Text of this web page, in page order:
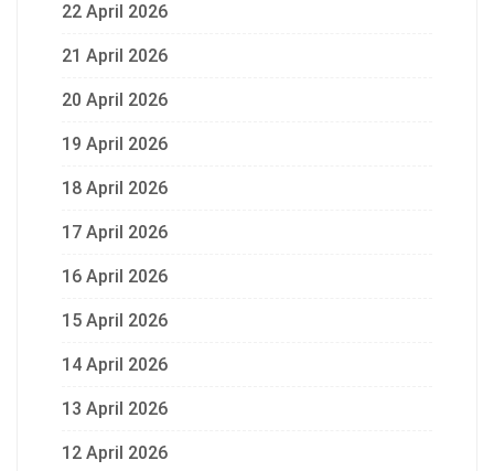
22 April 2026
21 April 2026
20 April 2026
19 April 2026
18 April 2026
17 April 2026
16 April 2026
15 April 2026
14 April 2026
13 April 2026
12 April 2026